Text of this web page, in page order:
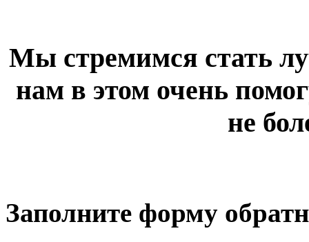
Мы стремимся стать
нам в этом очень
не
Заполните форму